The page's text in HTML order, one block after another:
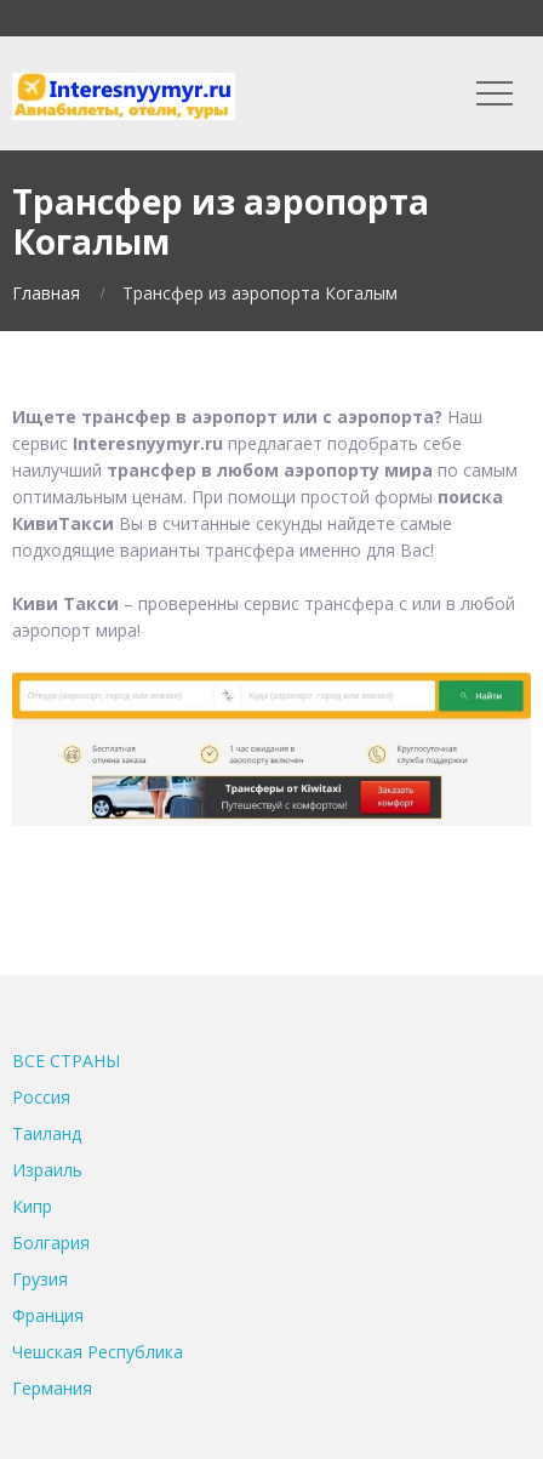
Трансфер из аэропорта
Когалым
Главная Трансфер из аэропорта Когалым
Ищете трансфер в аэропорт или с аэропорта? Наш
сервис Interesnyymyr.ru предлагает подобрать себе
наилучший трансфер в любом аэропорту мира по самым
оптимальным ценам. При помощи простой формы поиска
КивиТакси Вы в считанные секунды найдете самые
подходящие варианты трансфера именно для Вас!
Киви Такси – проверенны сервис трансфера с или в любой
аэропорт мира!
ВСЕ CТРАНЫ
Россия
Таиланд
Израиль
Кипр
Болгария
Грузия
Франция
Чешская Республика
Германия